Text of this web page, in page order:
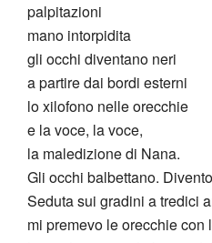
palpitazioni
mano intorpidita
gli occhi diventano neri
a partire dai bordi esterni
lo xilofono nelle orecchie
e la voce, la voce,
la maledizione di Nana.
Gli occhi balbettano.
Seduta sui gradini a tredici
mi premevo le orecchie con